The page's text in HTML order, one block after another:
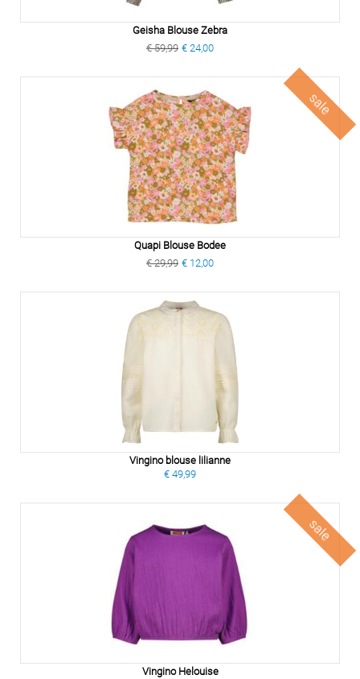
Geisha Blouse Zebra
€ 59,99 € 24,00
sale
Quapi Blouse Bodee
€ 29,99 € 12,00
Vingino blouse lilianne
€ 49,99
sale
Vingino Helouise